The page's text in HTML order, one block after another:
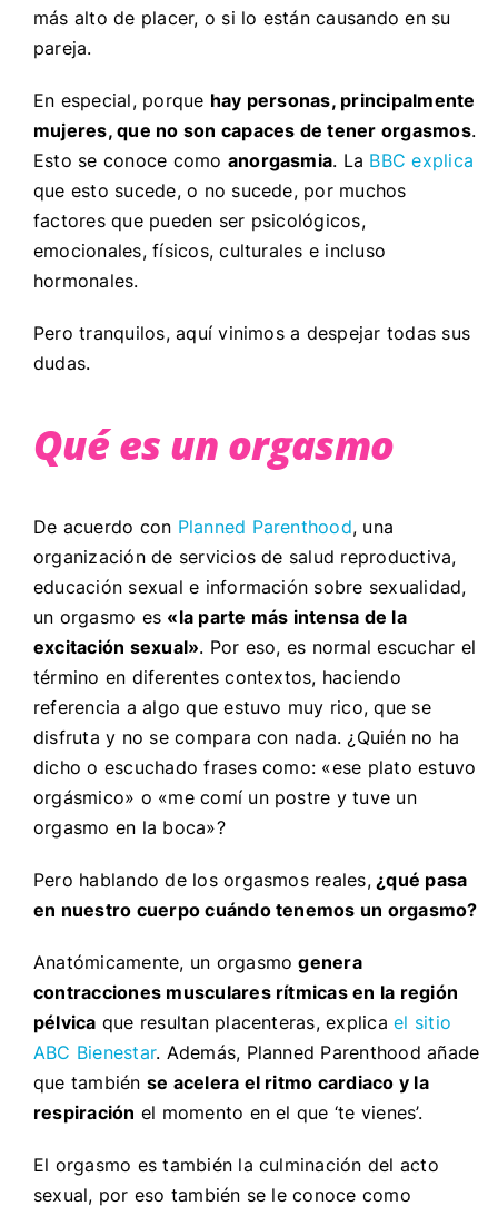
más alto de placer, o si lo están causando en su
pareja.
En especial, porque hay personas, principalmente
mujeres, que no son capaces de tener orgasmos.
Esto se conoce como anorgasmia. La BBC explica
que esto sucede, o no sucede, por muchos
factores que pueden ser psicológicos,
emocionales, físicos, culturales e incluso
hormonales.
Pero tranquilos, aquí vinimosa despejar todas sus
dudas.
Qué es un orgasmo
De acuerdo con Planned Parenthood, una
organización de servicios de salud reproductiva,
educación sexual e información sobre sexualidad,
un orgasmo es «la parte más intensa de la
excitación sexual». Por eso, es normal escuchar el
término en diferentes contextos, haciendo
referencia a algo que estuvo muy rico, que se
disfruta y no se compara con nada. ¿Quién no ha
dicho o escuchado frases como: «ese plato estuvo
orgásmico» o «me comí un postre y tuve un
orgasmo en la boca»?
Pero hablando de los orgasmos reales,¿qué pasa
en nuestro cuerpo cuándo tenemos un orgasmo?
Anatómicamente, un orgasmogenera
contracciones musculares rítmicas en la región
pélvica que resultan placenteras, explicael sitio
ABC Bienestar. Además, Planned Parenthood añade
que también se acelera el ritmo cardiaco y la
respiración el momento en el que ‘te vienes’.
El orgasmo es también la culminación del acto
sexual, por eso también se le conoce como